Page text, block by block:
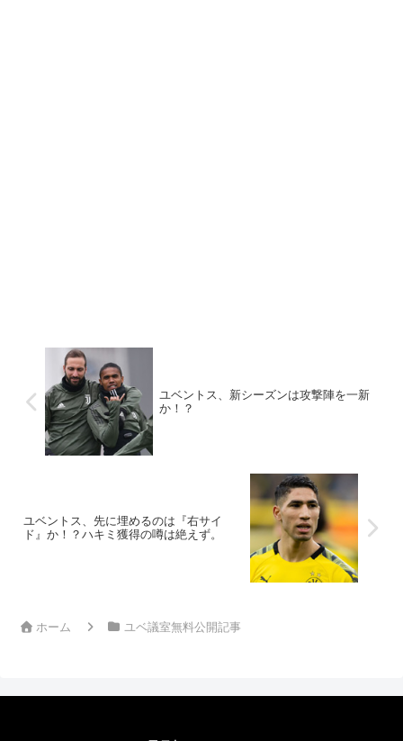
ユベントス、新シーズンは攻撃陣を一新
か！？
ユベントス、先に埋めるのは『右サイ
ド』か！？ハキミ獲得の噂は絶えず。
ホーム ユベ議室無料公開記事